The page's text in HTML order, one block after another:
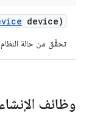
device)
تحقَّق من حالة النظام
وظائف